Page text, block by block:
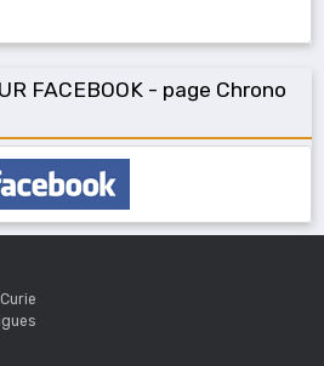
FACEBOOK - page Chrono